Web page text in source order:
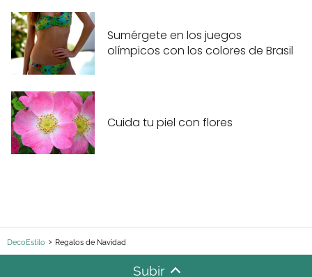
Sumérgete en los juegos
olímpicos con los colores de Brasil
Cuida tu piel con flores
DecoEstilo Regalos de Navidad
Subir